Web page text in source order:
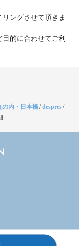
ングさせて頂きま
的に合わせてご利
の内・日本橋/despres/